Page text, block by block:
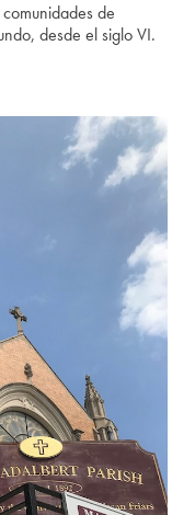
de
desde el siglo VI.